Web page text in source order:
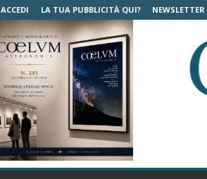
ACCEDI LA TUA PUBBLICITÀ QUI? NEWSLETTER
C